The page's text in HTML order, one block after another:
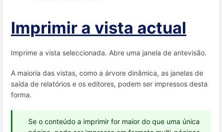
Imprimir a vista actual
Imprime a vista seleccionada. Abre uma janela de antevisão.
A maioria das vistas, como a árvore dinâmica, as janelas de
saída de relatórios e os editores, podem ser impressos desta
forma.
Se o conteúdo a imprimir for maior do que uma única